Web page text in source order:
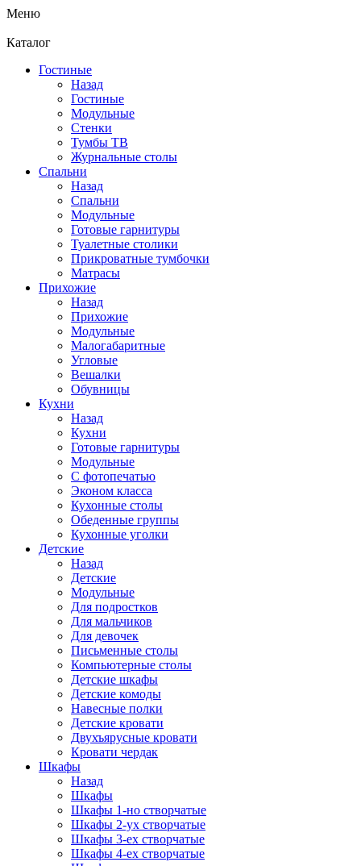
Меню
Каталог
Гостиные
Назад
Гостиные
Модульные
Стенки
Тумбы ТВ
Журнальные столы
Спальни
Назад
Спальни
Модульные
Готовые гарнитуры
Туалетные столики
Прикроватные тумбочки
Матрасы
Прихожие
Назад
Прихожие
Модульные
Малогабаритные
Угловые
Вешалки
Обувницы
Кухни
Назад
Кухни
Готовые гарнитуры
Модульные
С фотопечатью
Эконом класса
Кухонные столы
Обеденные группы
Кухонные уголки
Детские
Назад
Детские
Модульные
Для подростков
Для мальчиков
Для девочек
Письменные столы
Компьютерные столы
Детские шкафы
Детские комоды
Навесные полки
Детские кровати
Двухъярусные кровати
Кровати чердак
Шкафы
Назад
Шкафы
Шкафы 1-но створчатые
Шкафы 2-ух створчатые
Шкафы 3-ех створчатые
Шкафы 4-ех створчатые